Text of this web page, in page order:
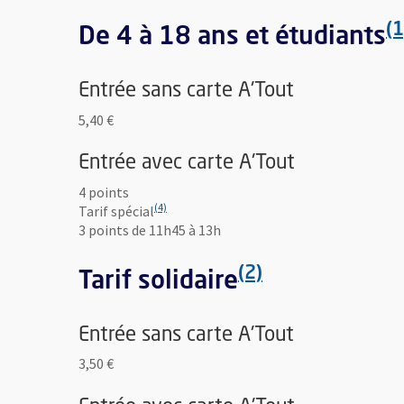
De 4 à 18 ans et étudiants
Entrée sans carte A'Tout
5,40 €
Entrée avec carte A'Tout
4 points
Tarif spécial(4)
3 points de 11h45 à 13h
Tarif solidaire(2)
Entrée sans carte A'Tout
3,50 €